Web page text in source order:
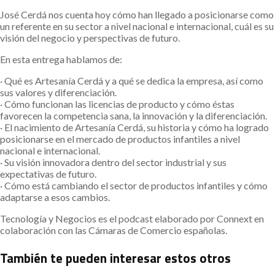
José Cerdá nos cuenta hoy cómo han llegado a posicionarse como
un referente en su sector a nivel nacional e internacional, cuál es su
visión del negocio y perspectivas de futuro.
En esta entrega hablamos de:
· Qué es Artesanía Cerdá y a qué se dedica la empresa, así como
sus valores y diferenciación.
· Cómo funcionan las licencias de producto y cómo éstas
favorecen la competencia sana, la innovación y la diferenciación.
· El nacimiento de Artesanía Cerdá, su historia y cómo ha logrado
posicionarse en el mercado de productos infantiles a nivel
nacional e internacional.
· Su visión innovadora dentro del sector industrial y sus
expectativas de futuro.
· Cómo está cambiando el sector de productos infantiles y cómo
adaptarse a esos cambios.
Tecnología y Negocios es el podcast elaborado por Connext en
colaboración con las Cámaras de Comercio españolas.
También te pueden interesar estos otros